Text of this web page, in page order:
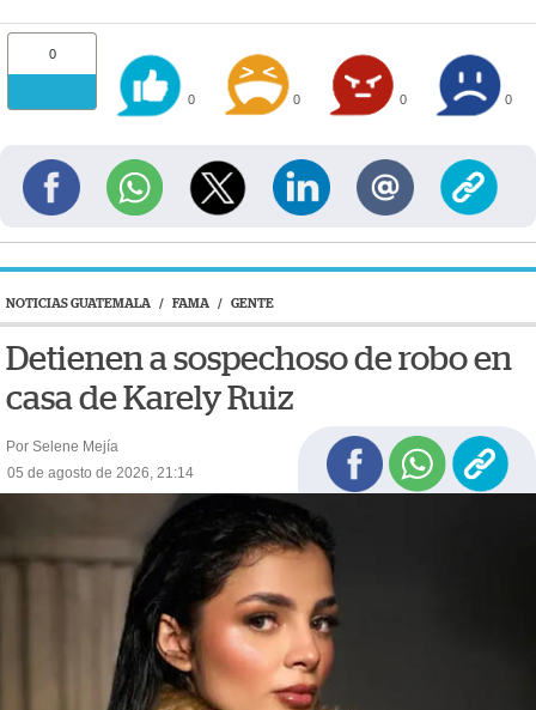
0
0 0 0 0
NOTICIAS GUATEMALA / FAMA / GENTE
Detienen a sospechoso de robo en
casa de Karely Ruiz
Por Selene Mejía
05 de agosto de 2026, 21:14